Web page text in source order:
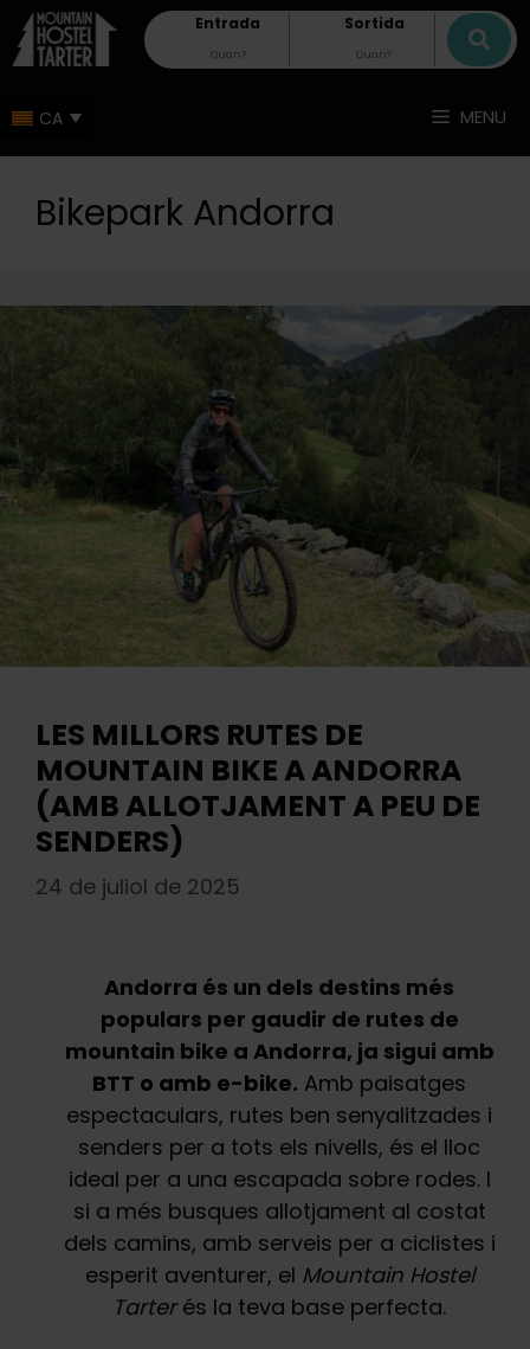
Entrada Sortida
MENU
Bikepark Andorra
LES MILLORS RUTES DE
MOUNTAIN BIKE A ANDORRA
(AMB ALLOTJAMENT A PEU DE
SENDERS)
24 de juliol de 2025
Andorra és un dels destins més
populars per gaudir de rutes de
mountain bike a Andorra, ja sigui amb
BTT o amb e-bike. Amb paisatges
espectaculars, rutes ben senyalitzades i
senders per a tots els nivells, és el lloc
ideal per a una escapada sobre rodes. I
si a més busques allotjament al costat
dels camins, amb serveis per a ciclistes i
esperit aventurer, el Mountain Hostel
Tarterés la teva base perfecta.